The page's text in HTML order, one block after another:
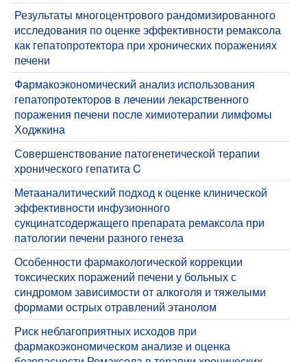
Результаты многоцентрового рандомизированного
исследования по оценке эффективности ремаксола
как гепатопротектора при хронических поражениях
печени
Фармакоэкономический анализ использования
гепатопротекторов в лечении лекарственного
поражения печени после химиотерапии лимфомы
Ходжкина
Совершенствование патогенетической терапии
хронического гепатита C
Метааналитический подход к оценке клинической
эффективности инфузионного
сукцинатсодержащего препарата ремаксола при
патологии печени разного генеза
Особенности фармакологической коррекции
токсических поражений печени у больных с
синдромом зависимости от алкоголя и тяжелыми
формами острых отравлений этанолом
Риск неблагоприятных исходов при
фармакоэкономическом анализе и оценка